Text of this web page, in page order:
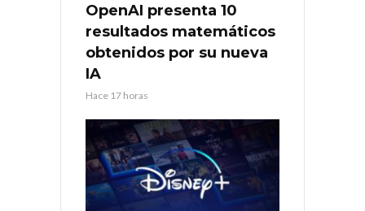
OpenAI presenta 10
resultados matemáticos
obtenidos por su nueva
IA
Hace 17 horas